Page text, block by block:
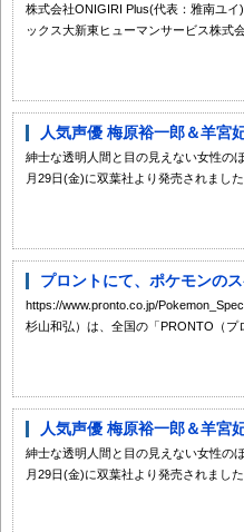
株式会社ONIGIRI Plus(代表：雅南ユ
ックス大新東ヒューマンサービス株式
人気声優 梅原裕一郎＆羊宮
紳士な透明人間と目の見えない女性の
月29日(金)に双葉社より発売されまし
プロントにて、ポケモンの
https://www.pronto.co.jp/
杉山和弘）は、全国の「PRONTO（
人気声優 梅原裕一郎＆羊宮
紳士な透明人間と目の見えない女性の
月29日(金)に双葉社より発売されまし